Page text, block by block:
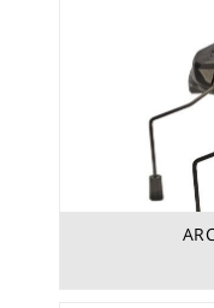
Headband cover – Textile black - רפידה חלופית